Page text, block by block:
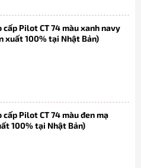
cấp Pilot CT 74 màu xanh navy
xuất 100% tại Nhật Bản)
Pilot CT 74 màu đen mạ
100% tại Nhật Bản)